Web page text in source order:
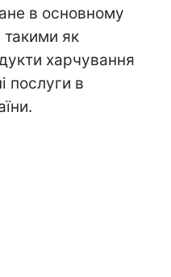
в основному
як
харчування
послуги в